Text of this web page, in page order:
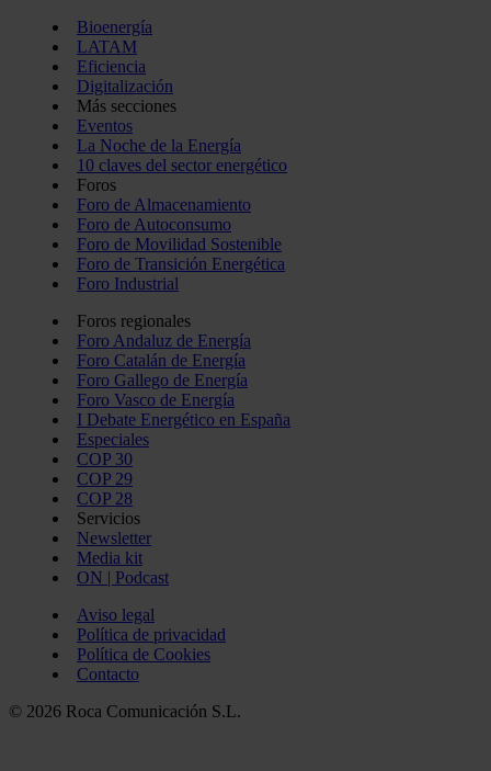
Bioenergía
LATAM
Eficiencia
Digitalización
Más secciones
Eventos
La Noche de la Energía
10 claves del sector energético
Foros
Foro de Almacenamiento
Foro de Autoconsumo
Foro de Movilidad Sostenible
Foro de Transición Energética
Foro Industrial
Foros regionales
Foro Andaluz de Energía
Foro Catalán de Energía
Foro Gallego de Energía
Foro Vasco de Energía
I Debate Energético en España
Especiales
COP 30
COP 29
COP 28
Servicios
Newsletter
Media kit
ON | Podcast
Aviso legal
Política de privacidad
Política de Cookies
Contacto
© 2026 Roca Comunicación S.L.